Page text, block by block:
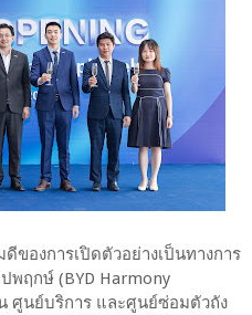
ของการเปิดตัวอย่างเป็นทางการ
พฤกษ์ (BYD Harmony
ศูนย์บริการ และศูนย์ซ่อมตัวถัง